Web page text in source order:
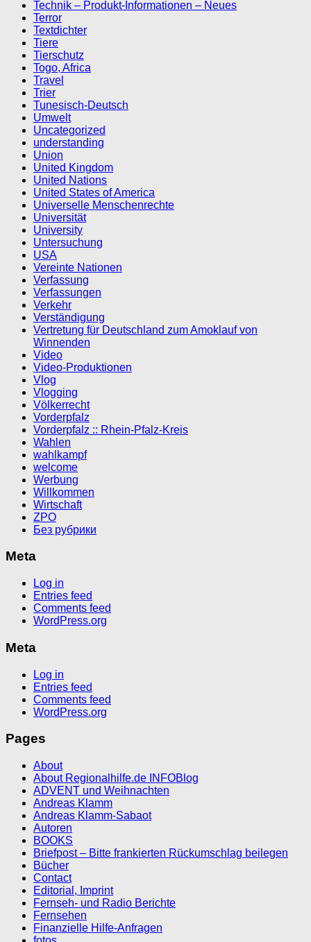
Technik – Produkt-Informationen – Neues
Terror
Textdichter
Tiere
Tierschutz
Togo, Africa
Travel
Trier
Tunesisch-Deutsch
Umwelt
Uncategorized
understanding
Union
United Kingdom
United Nations
United States of America
Universelle Menschenrechte
Universität
University
Untersuchung
USA
Vereinte Nationen
Verfassung
Verfassungen
Verkehr
Verständigung
Vertretung für Deutschland zum Amoklauf von
Winnenden
Video
Video-Produktionen
Vlog
Vlogging
Völkerrecht
Vorderpfalz
Vorderpfalz :: Rhein-Pfalz-Kreis
Wahlen
wahlkampf
welcome
Werbung
Willkommen
Wirtschaft
ZPO
Без рубрики
Meta
Log in
Entries feed
Comments feed
WordPress.org
Meta
Log in
Entries feed
Comments feed
WordPress.org
Pages
About
About Regionalhilfe.de INFOBlog
ADVENT und Weihnachten
Andreas Klamm
Andreas Klamm-Sabaot
Autoren
BOOKS
Briefpost – Bitte frankierten Rückumschlag beilegen
Bücher
Contact
Editorial, Imprint
Fernseh- und Radio Berichte
Fernsehen
Finanzielle Hilfe-Anfragen